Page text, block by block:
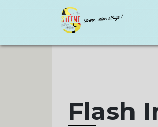
Flash